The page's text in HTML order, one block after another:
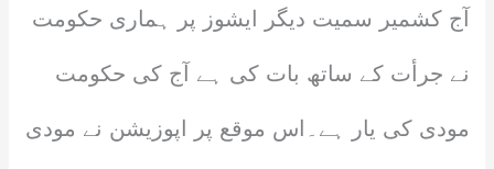
آج کشمیر سمیت دیگر ایشوز پر ہماری حکومت
نے جرأت کے ساتھ بات کی ہے آج کی حکومت
مودی کی یار ہے۔اس موقع پر اپوزیشن نے مودی